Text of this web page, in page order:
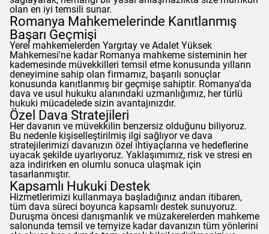
olan en iyi temsili sunar.
Romanya Mahkemelerinde Kanıtlanmış
Başarı Geçmişi
Yerel mahkemelerden Yargıtay ve Adalet Yüksek
Mahkemesi'ne kadar Romanya mahkeme sisteminin her
kademesinde müvekkilleri temsil etme konusunda yılların
deneyimine sahip olan firmamız, başarılı sonuçlar
konusunda kanıtlanmış bir geçmişe sahiptir. Romanya'da
dava ve usul hukuku alanındaki uzmanlığımız, her türlü
hukuki mücadelede sizin avantajınızdır.
Özel Dava Stratejileri
Her davanın ve müvekkilin benzersiz olduğunu biliyoruz.
Bu nedenle kişiselleştirilmiş ilgi sağlıyor ve dava
stratejilerimizi davanızın özel ihtiyaçlarına ve hedeflerine
uyacak şekilde uyarlıyoruz. Yaklaşımımız, risk ve stresi en
aza indirirken en olumlu sonuca ulaşmak için
tasarlanmıştır.
Kapsamlı Hukuki Destek
Hizmetlerimizi kullanmaya başladığınız andan itibaren,
tüm dava süreci boyunca kapsamlı destek sunuyoruz.
Duruşma öncesi danışmanlık ve müzakerelerden mahkeme
salonunda temsil ve temyize kadar davanızın tüm yönlerini